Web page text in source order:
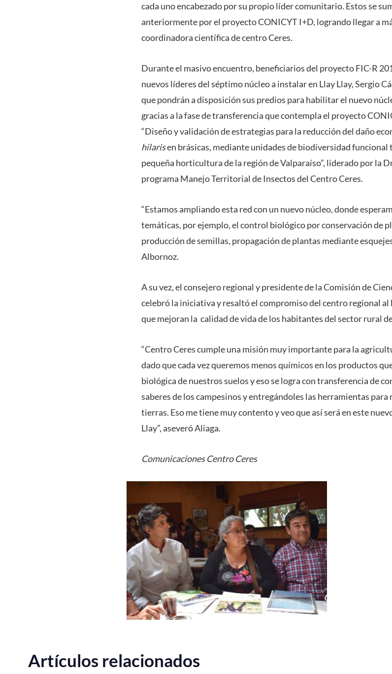
cada uno encabezado por su propio líder comunitario. Estos se
anteriormente por el proyecto CONICYT I+D, logrando llegar a
coordinadora científica de centro Ceres.
Durante el masivo encuentro, beneficiarios del proyecto FIC-R
nuevos líderes del séptimo núcleo a instalar en Llay Llay, Sergio
que pondrán a disposición sus predios para habilitar el nuevo
gracias a la fase de transferencia que contempla el proyecto
“Diseño y validación de estrategias para la reducción del daño
hilarisen brásicas, mediante unidades de biodiversidad
pequeña horticultura de la región de Valparaíso”, liderado por la
programa Manejo Territorial de Insectos del Centro Ceres.
“Estamos ampliando esta red con un nuevo núcleo, donde
temáticas, por ejemplo, el control biológico por conservación de
producción de semillas, propagación de plantas mediante
Albornoz.
A su vez, el consejero regional y presidente de la Comisión de
celebró la iniciativa y resaltó el compromiso del centro regional
que mejoran la calidad de vida de los habitantes del sector rural
“Centro Ceres cumple una misión muy importante para la
dado que cada vez queremos menos químicos en los productos
biológica de nuestros suelos y eso se logra con transferencia de
saberes de los campesinos y entregándoles las herramientas
tierras. Eso me tiene muy contento y veo que así será en este
Llay”, aseveró Aliaga.
Comunicaciones Centro Ceres
Artículos relacionados